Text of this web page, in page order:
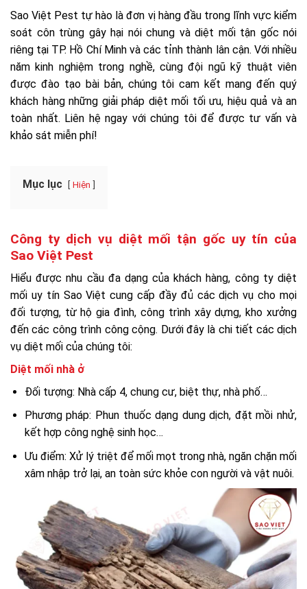
Sao Việt Pest tự hào là đơn vị hàng đầu trong lĩnh vực kiểm
soát côn trùng gây hại nói chung và diệt mối tận gốc nói
riêng tại TP. Hồ Chí Minh và các tỉnh thành lân cận. Với nhiều
năm kinh nghiệm trong nghề, cùng đội ngũ kỹ thuật viên
được đào tạo bài bản, chúng tôi cam kết mang đến quý
khách hàng những giải pháp diệt mối tối ưu, hiệu quả và an
toàn nhất. Liên hệ ngay với chúng tôi để được tư vấn và
khảo sát miễn phí!
Mục lục Hiện
Công ty dịch vụ diệt mối tận gốc uy tín của
Sao Việt Pest
Hiểu được nhu cầu đa dạng của khách hàng, công ty diệt
mối uy tín Sao Việt cung cấp đầy đủ các dịch vụ cho mọi
đối tượng, từ hộ gia đình, công trình xây dựng, kho xưởng
đến các công trình công cộng. Dưới đây là chi tiết các dịch
vụ diệt mối của chúng tôi:
Diệt mối nhà ở
Đối tượng: Nhà cấp 4, chung cư, biệt thự, nhà phố…
Phương pháp: Phun thuốc dạng dung dịch, đặt mồi nhử,
kết hợp công nghệ sinh học…
Ưu điểm: Xử lý triệt để mối mọt trong nhà, ngăn chặn mối
xâm nhập trở lại, an toàn sức khỏe con người và vật nuôi.